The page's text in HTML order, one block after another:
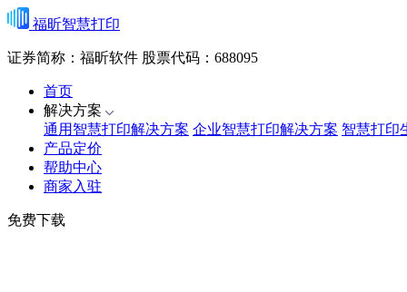
福昕智慧打印
证券简称：福昕软件 股票代码：688095
首页
解决方案
通用智慧打印解决方案 企业智慧打印解决方案 智慧打印
产品定价
帮助中心
商家入驻
免费下载